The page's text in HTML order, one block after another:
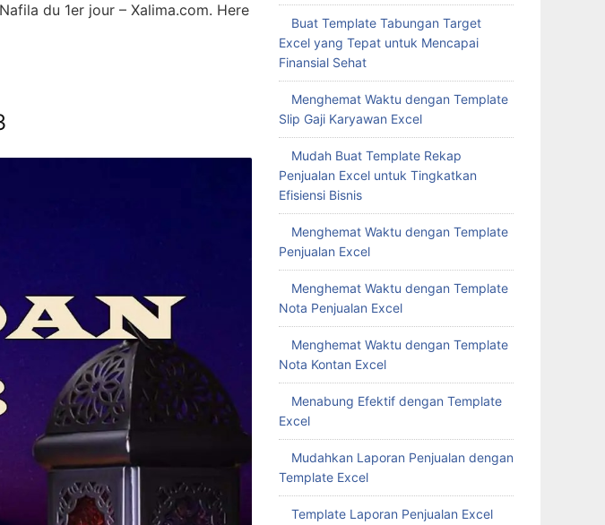
du 1er jour – Xalima.com. Here
Buat Template Tabungan Target
Excel yang Tepat untuk Mencapai
Finansial Sehat
Menghemat Waktu dengan Template
Slip Gaji Karyawan Excel
Mudah Buat Template Rekap
Penjualan Excel untuk Tingkatkan
Efisiensi Bisnis
Menghemat Waktu dengan Template
Penjualan Excel
Menghemat Waktu dengan Template
Nota Penjualan Excel
Menghemat Waktu dengan Template
Nota Kontan Excel
Menabung Efektif dengan Template
Excel
Mudahkan Laporan Penjualan dengan
Template Excel
Template Laporan Penjualan Excel